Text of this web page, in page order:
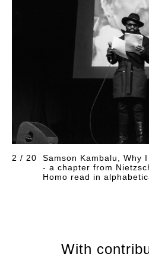
2 / 20
Samson Kambalu, Why
- a chapter from
Homo read in
With